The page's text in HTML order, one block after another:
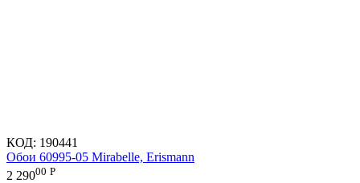
КОД: 190441
Обои 60995-05 Mirabelle, Erismann
2 29000 Р